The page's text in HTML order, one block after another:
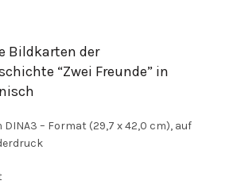
Bildkarten der
“Zwei Freunde” in
DINA3 – Format (29,7 x 42,0 cm), auf